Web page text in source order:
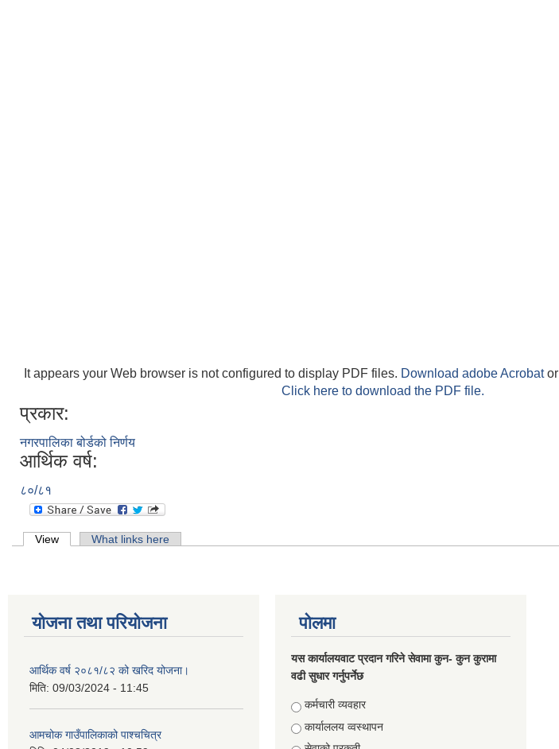
It appears your Web browser is not configured to display PDF files. Download adobe Acrobator
Click here to download the PDF file.
प्रकार:
नगरपालिका बोर्डको निर्णय
आर्थिक वर्ष:
८०/८१
Primary tabs
View (active tab)What links here
योजना तथा परियोजना
आर्थिक वर्ष २०८१/८२ को खरिद योजना।
मिति: 09/03/2024 - 11:45
आमचोक गाउँपालिकाको पाश्चचित्र
पोलमा
यस कार्यालयवाट प्रदान गरिने सेवामा कुन- कुन कुरामा
वढी सुधार गर्नुपर्नेछ
Choices
कर्मचारी व्यवहार
कार्याललय व्वस्थापन